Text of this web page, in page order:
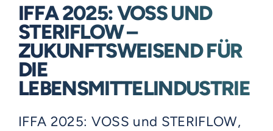
IFFA 2025: VOSS UND
STERIFLOW –
ZUKUNFTSWEISEND FÜR
DIE
LEBENSMITTELINDUSTRIE
IFFA 2025: VOSS und STERIFLOW,